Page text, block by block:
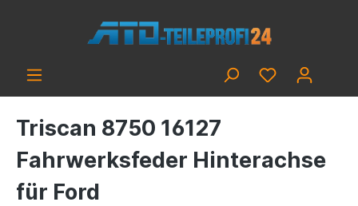
Triscan 8750 16127
Fahrwerksfeder Hinterachse
für Ford